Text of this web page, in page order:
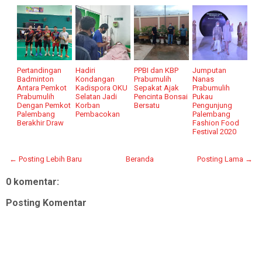
Pertandingan
Badminton
Antara Pemkot
Prabumulih
Dengan Pemkot
Palembang
Berakhir Draw
Hadiri
Kondangan
Kadispora OKU
Selatan Jadi
Korban
Pembacokan
PPBI dan KBP
Prabumulih
Sepakat Ajak
Pencinta Bonsai
Bersatu
Jumputan
Nanas
Prabumulih
Pukau
Pengunjung
Palembang
Fashion Food
Festival 2020
← Posting Lebih Baru Posting Lama →
Beranda
0 komentar:
Posting Komentar